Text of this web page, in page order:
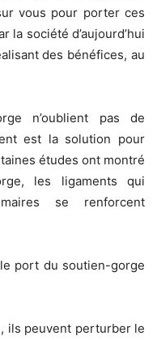
vous pour porter ces
la société d’aujourd’hui
des bénéfices, au
n’oublient pas de
est la solution pour
études ont montré
les ligaments qui
se renforcent
port du soutien-gorge
ils peuvent perturber le